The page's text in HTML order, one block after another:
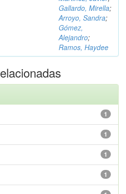
Gallardo, Mirella;
Arroyo, Sandra;
Gómez,
Alejandro;
Ramos, Haydee
1
1
1
1